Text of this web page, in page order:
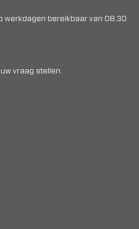
werkdagen bereikbaar van 08.30
vraag stellen.